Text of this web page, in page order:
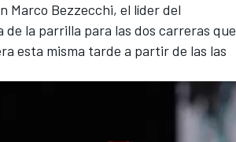
Marco Bezzecchi, el líder del
la parrilla para las dos carreras que
esta misma tarde a partir de las las